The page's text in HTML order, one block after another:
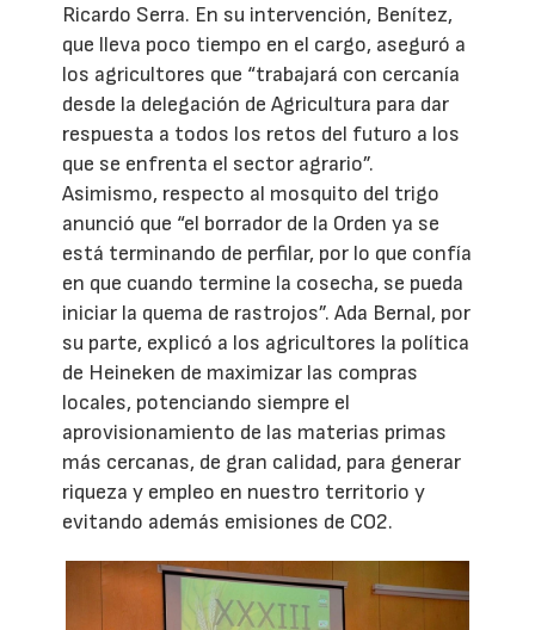
Ricardo Serra. En su intervención, Benítez,
que lleva poco tiempo en el cargo, aseguró a
los agricultores que “trabajará con cercanía
desde la delegación de Agricultura para dar
respuesta a todos los retos del futuro a los
que se enfrenta el sector agrario”.
Asimismo, respecto al mosquito del trigo
anunció que “el borrador de la Orden ya se
está terminando de perfilar, por lo que confía
en que cuando termine la cosecha, se pueda
iniciar la quema de rastrojos”. Ada Bernal, por
su parte, explicó a los agricultores la política
de Heineken de maximizar las compras
locales, potenciando siempre el
aprovisionamiento de las materias primas
más cercanas, de gran calidad, para generar
riqueza y empleo en nuestro territorio y
evitando además emisiones de CO2.